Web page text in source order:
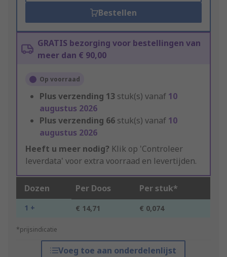
Bestellen
GRATIS bezorging voor bestellingen van
meer dan € 90,00
Op voorraad
Plus verzending 13 stuk(s) vanaf 10
augustus 2026
Plus verzending 66 stuk(s) vanaf 10
augustus 2026
Heeft u meer nodig? Klik op 'Controleer
leverdata' voor extra voorraad en levertijden.
Dozen Per Doos Per stuk*
1 + € 14,71 € 0,074
*prijsindicatie
Voeg toe aan onderdelenlijst